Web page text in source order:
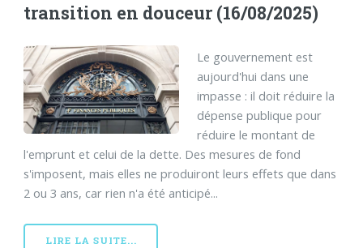
transition en douceur (16/08/2025)
Le gouvernement est
aujourd'hui dans une
impasse : il doit réduire la
dépense publique pour
réduire le montant de
l'emprunt et celui de la dette. Des mesures de fond
s'imposent, mais elles ne produiront leurs effets que dans
2 ou 3 ans, car rien n'a été anticipé...
LIRE LA SUITE...